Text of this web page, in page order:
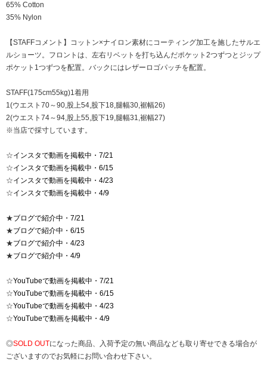
65% Cotton
35% Nylon
【STAFFコメント】コットン×ナイロン素材にコーティング加工を施したサルエ
ルショーツ。フロントは、左右リベットを打ち込んだポケット2つずつとジップ
ポケット1つずつを配置。バックにはレザーロゴパッチを配置。
STAFF(175cm55kg)1着用
1(ウエスト70～90,股上54,股下18,腿幅30,裾幅26)
2(ウエスト74～94,股上55,股下19,腿幅31,裾幅27)
※当店で採寸しています。
☆インスタで動画を掲載中・7/21
☆インスタで動画を掲載中・6/15
☆インスタで動画を掲載中・4/23
☆インスタで動画を掲載中・4/9
★ブログで紹介中・7/21
★ブログで紹介中・6/15
★ブログで紹介中・4/23
★ブログで紹介中・4/9
☆YouTubeで動画を掲載中・7/21
☆YouTubeで動画を掲載中・6/15
☆YouTubeで動画を掲載中・4/23
☆YouTubeで動画を掲載中・4/9
◎SOLD OUTになった商品、入荷予定の無い商品なども取り寄せできる場合が
ございますのでお気軽にお問い合わせ下さい。